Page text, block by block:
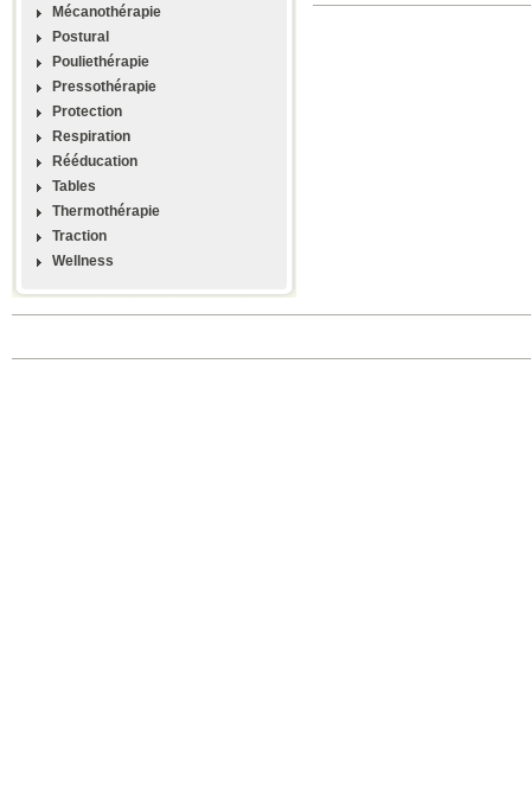
Mécanothérapie
Postural
Pouliethérapie
Pressothérapie
Protection
Respiration
Rééducation
Tables
Thermothérapie
Traction
Wellness